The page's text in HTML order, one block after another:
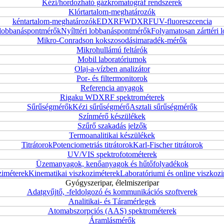
Kézi/hordozható gázkromatográf rendszerek
Klórtartalom-meghatározók
kéntartalom-meghatározókEDXRFWDXRFUV-fluoreszcencia
Nyílttéri lobbanáspontmérőkFolyamatosan zárttéri
Mikro-Conradson kokszosodásimaradék-mérők
Mikrohullámú feltárók
Mobil laboratóriumok
Olaj-a-vízben analizátor
Por- és filtermonitorok
Referencia anyagok
Rigaku WDXRF spektrométerek
SűrűségmérőkKézi sűrűségmérőAsztali sűrűségmérők
Színmérő készülékek
Szűrő szakadás jelzők
Termoanalitikai készülékek
TitrátorokPotenciometriás titrátorokKarl-Fischer titrátorok
UV/VIS spektrofotométerek
Üzemanyagok, kenőanyagok és hűtőfolyadékok
Kinematikai viszkoziméterekLaboratóriumi és online
Gyógyszeripar, élelmiszeripar
Adatgyűjtő, -feldolgozó és kommunikációs szoftverek
Analitikai- és Táramérlegek
Atomabszorpciós (AAS) spektrométerek
Áramlásmérők